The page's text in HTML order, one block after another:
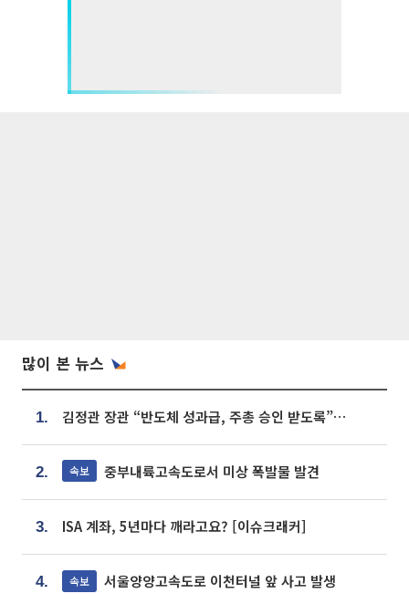
많이 본 뉴스
1. 김정관 장관 “반도체 성과급, 주총 승인 받도록”…상법·자본시장법 개정 시사
2. 속보 중부내륙고속도로서 미상 폭발물 발견
3. ISA 계좌, 5년마다 깨라고요? [이슈크래커]
4. 속보 서울양양고속도로 이천터널 앞 사고 발생